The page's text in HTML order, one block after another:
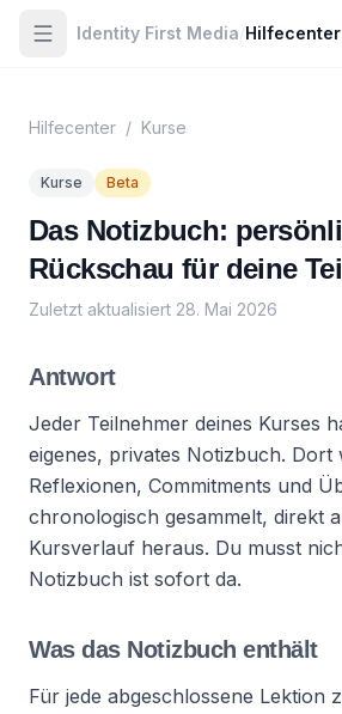
Identity First Media Hilfecenter
Hilfecenter / Kurse
Kurse Beta
Das Notizbuch:
Rückschau für deine
Zuletzt aktualisiert 28. Mai 2026
Antwort
Jeder Teilnehmer deines Kurses
eigenes, privates Notizbuch. Dort
Reflexionen, Commitments und
chronologisch gesammelt, direkt
Kursverlauf heraus. Du musst
Notizbuch ist sofort da.
Was das Notizbuch enthält
Für jede abgeschlossene Lektion